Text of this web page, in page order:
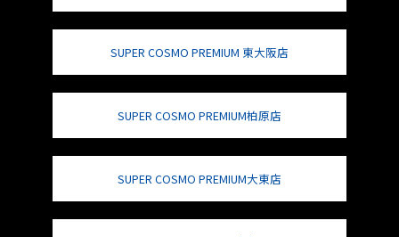
SUPER COSMO PREMIUM 東大阪店
SUPER COSMO PREMIUM柏原店
SUPER COSMO PREMIUM大東店